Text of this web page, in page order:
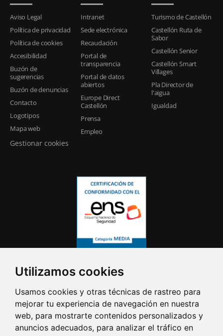
Utilizamos cookies
Usamos cookies y otras técnicas de rastreo para
mejorar tu experiencia de navegación en nuestra
web, para mostrarte contenidos personalizados y
anuncios adecuados, para analizar el tráfico en
Aviso Legal
Política de privacidad
Política de cookies
Accesibilidad
Buzón de
sugerencias
Buzón de denuncias
Contacto
Logotipos
Mapa web
Gestionar cookies
Intranet
Sede electrónica
Recaudación
Portal de
transparencia
Portal de datos
abiertos
Europe Direct
Castellón
Prensa
Empleo
Turismo de Castellón
Castellón Ruta de
Sabor
Castellón Senior
Castellón Smart
Villages
Pla Director de
l'aigua
Igualdad